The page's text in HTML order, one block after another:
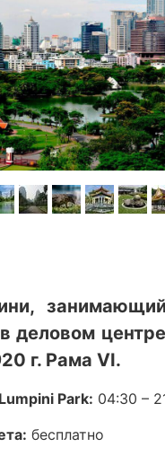
деловом
г. Рама VI.
Park: 04:30 –
бесплатно